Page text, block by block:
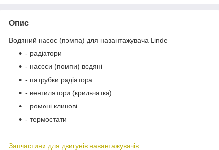
Опис
Водяний насос (помпа) для навантажувача Linde
- радіатори
- насоси (помпи) водяні
- патрубки радіатора
- вентилятори (крильчатка)
- ремені клинові
- термостати
Запчастини для двигунів навантажувачів: